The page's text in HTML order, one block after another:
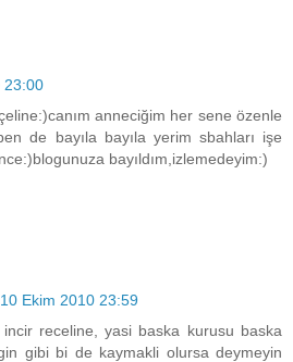
23:00
anneciğim her sene özenle
de bayıla bayıla yerim sbahları işe
bayıldım,izlemedeyim:)
10 Ekim 2010 23:59
receline, yasi baska kurusu baska
gibi bi de kaymakli olursa deymeyin